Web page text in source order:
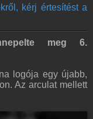
kérj értesítést a
meg 6.
logója egy újabb,
Az arculat mellett